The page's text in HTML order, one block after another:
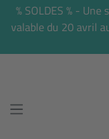
principal
% SOLDES % -
valable du 20 avril